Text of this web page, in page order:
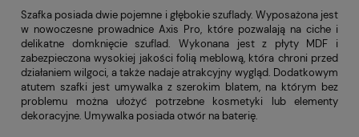
Szafka posiada dwie pojemne i głębokie szuflady. Wyposażona jest
w nowoczesne prowadnice Axis Pro, które pozwalają na ciche i
delikatne domknięcie szuflad. Wykonana jest z płyty MDF i
zabezpieczona wysokiej jakości folią meblową, która chroni przed
działaniem wilgoci, a także nadaje atrakcyjny wygląd. Dodatkowym
atutem szafki jest umywalka z szerokim blatem, na którym bez
problemu można ułożyć potrzebne kosmetyki lub elementy
dekoracyjne. Umywalka posiada otwór na baterię.